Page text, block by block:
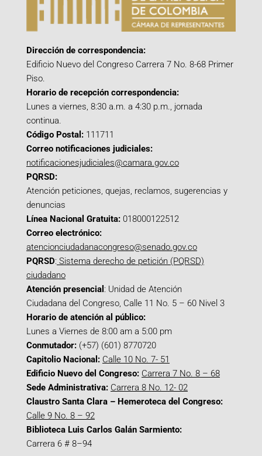
Dirección de correspondencia:
Edificio Nuevo del Congreso Carrera 7 No. 8-68 Primer
Piso.
Horario de recepción correspondencia:
Lunes a viernes, 8:30 a.m. a 4:30 p.m., jornada
continua.
Código Postal: 111711
Correo notificaciones judiciales:
notificacionesjudiciales@camara.gov.co
PQRSD:
Atención peticiones, quejas, reclamos, sugerencias y
denuncias
Línea Nacional Gratuita: 018000122512
Correo electrónico:
atencionciudadanacongreso@senado.gov.co
PQRSD: Sistema derecho de petición (PQRSD)
ciudadano
Atención presencial : Unidad de Atención
Ciudadana del Congreso, Calle 11 No. 5 – 60 Nivel 3
Horario de atención al público:
Lunes a Viernes de 8:00 am a 5:00 pm
Conmutador: (+57) (601) 8770720
Capitolio Nacional: Calle 10 No. 7- 51
Edificio Nuevo del Congreso: Carrera 7 No. 8 – 68
Sede Administrativa: Carrera 8 No. 12- 02
Claustro Santa Clara – Hemeroteca del Congreso:
Calle 9 No. 8 – 92
Biblioteca Luis Carlos Galán Sarmiento:
Carrera 6 # 8–94